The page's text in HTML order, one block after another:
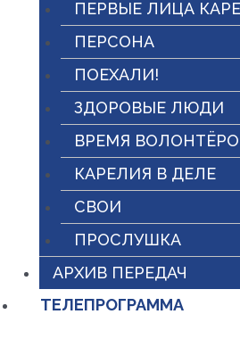
ПЕРВЫЕ ЛИЦА
ПЕРСОНА
ПОЕХАЛИ!
ЗДОРОВЫЕ ЛЮДИ
ВРЕМЯ
КАРЕЛИЯ В ДЕЛЕ
СВОИ
ПРОСЛУШКА
АРХИВ ПЕРЕДАЧ
ТЕЛЕПРОГРАММА